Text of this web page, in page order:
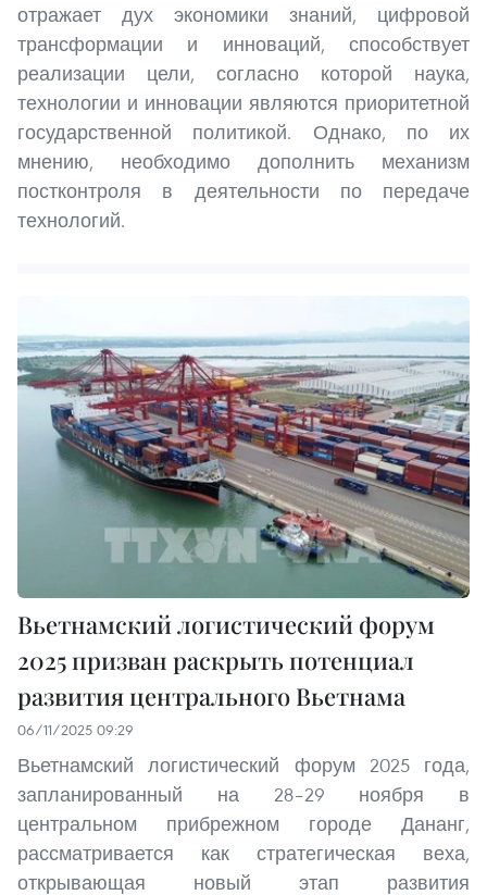
отражает дух экономики знаний, цифровой
трансформации и инноваций, способствует
реализации цели, согласно которой наука,
технологии и инновации являются приоритетной
государственной политикой. Однако, по их
мнению, необходимо дополнить механизм
постконтроля в деятельности по передаче
технологий.
Вьетнамский логистический форум
2025 призван раскрыть потенциал
развития центрального Вьетнама
06/11/2025 09:29
Вьетнамский логистический форум 2025 года,
запланированный на 28–29 ноября в
центральном прибрежном городе Дананг,
рассматривается как стратегическая веха,
открывающая новый этап развития